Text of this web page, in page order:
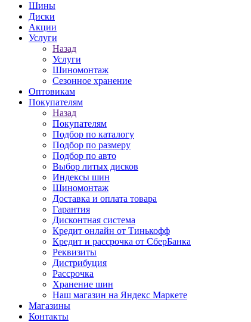
Шины
Диски
Акции
Услуги
Назад
Услуги
Шиномонтаж
Сезонное хранение
Оптовикам
Покупателям
Назад
Покупателям
Подбор по каталогу
Подбор по размеру
Подбор по авто
Выбор литых дисков
Индексы шин
Шиномонтаж
Доставка и оплата товара
Гарантия
Дисконтная система
Кредит онлайн от Тинькофф
Кредит и рассрочка от СберБанка
Реквизиты
Дистрибуция
Рассрочка
Хранение шин
Наш магазин на Яндекс Маркете
Магазины
Контакты